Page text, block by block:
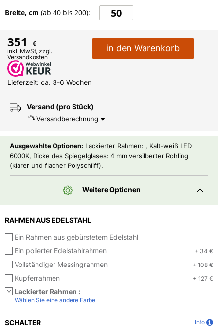
Breite, cm (ab 40 bis 200):
351 €
inkl. MwSt, zzgl.
Versandkosten
in den Warenkorb
Lieferzeit: ca. 3-6 Wochen
Versand (pro Stück)
Versandberechnung
Ausgewahlte Optionen: Lackierter Rahmen: , Kalt-weiß LED
6000K, Dicke des Spiegelglases: 4 mm versilberter Rohling
(klarer und flacher Polyschliff).
Weitere Optionen
RAHMEN AUS EDELSTAHL
Ein Rahmen aus gebürstetem Edelstahl
Ein polierter Edelstahlrahmen
+ 34 €
Vollständiger Messingrahmen + 108 €
Kupferrahmen + 127 €
Lackierter Rahmen :
Wählen Sie eine andere Farbe
SCHALTER Info